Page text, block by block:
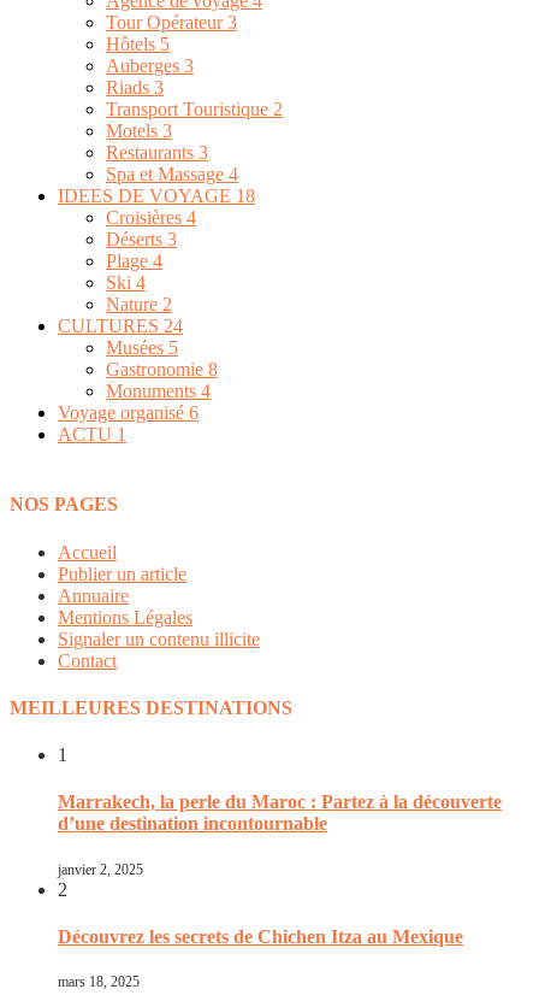
Tour Opérateur3
Hôtels 5
Auberges 3
Riads 3
Transport Touristique 2
Motels 3
Restaurants 3
Spa et Massage 4
IDEES DE VOYAGE 18
Croisières 4
Déserts 3
Plage 4
Ski 4
Nature 2
CULTURES 24
Musées 5
Gastronomie 8
Monuments 4
Voyage organisé 6
ACTU 1
NOS PAGES
Accueil
Publier un article
Annuaire
Mentions Légales
Signaler un contenu illicite
Contact
MEILLEURES DESTINATIONS
1
Marrakech, la perle du Maroc : Partez à la découverte
d’une destination incontournable
janvier 2, 2025
2
Découvrez les secrets de Chichen Itza au Mexique
mars 18, 2025